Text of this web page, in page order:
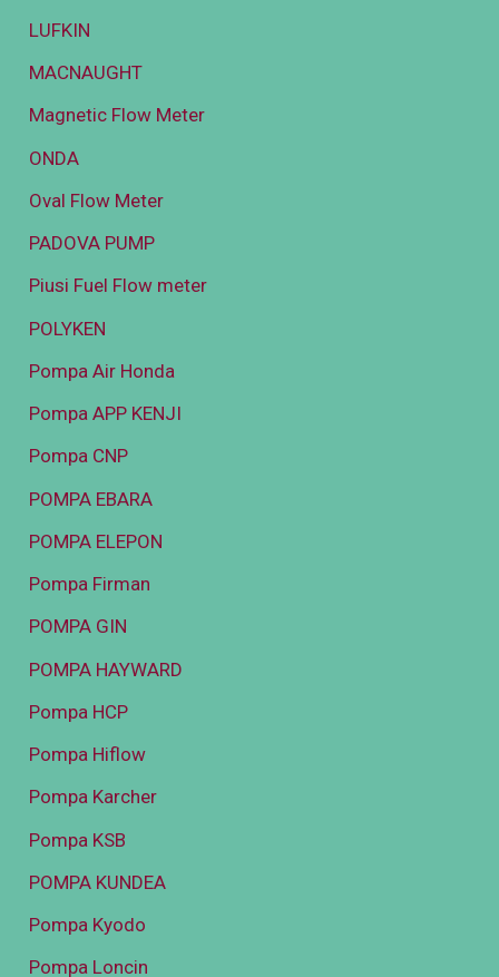
LUFKIN
MACNAUGHT
Magnetic Flow Meter
ONDA
Oval Flow Meter
PADOVA PUMP
Piusi Fuel Flow meter
POLYKEN
Pompa Air Honda
Pompa APP KENJI
Pompa CNP
POMPA EBARA
POMPA ELEPON
Pompa Firman
POMPA GIN
POMPA HAYWARD
Pompa HCP
Pompa Hiflow
Pompa Karcher
Pompa KSB
POMPA KUNDEA
Pompa Kyodo
Pompa Loncin